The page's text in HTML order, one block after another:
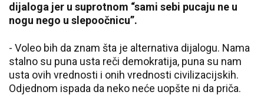
dijaloga jer u suprotnom “sami sebi pucaju ne u
nogu nego u slepoočnicu”.
- Voleo bih da znam šta je alternativa dijalogu. Nama
stalno su puna usta reči demokratija, puna su nam
usta ovih vrednosti i onih vrednosti civilizacijskih.
Odjednom ispada da neko neće uopšte ni da priča.